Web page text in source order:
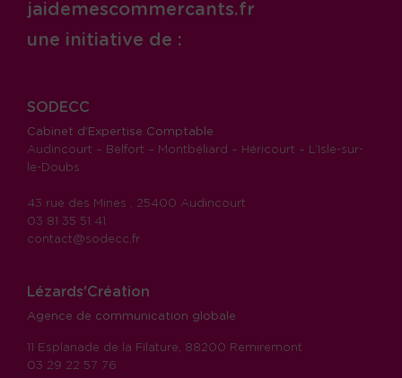
jaidemescommercants.fr
une initiative de :
SODECC
Cabinet d’Expertise Comptable
Audincourt – Belfort – Montbéliard – Héricourt – L’Isle-sur-
le-Doubs
43 rue des Mines , 25400 Audincourt
03 81 35 51 41
contact@sodecc.fr
Lézards'Création
Agence de communication globale
11 Esplanade de la Filature, 88200 Remiremont
03 29 22 57 76